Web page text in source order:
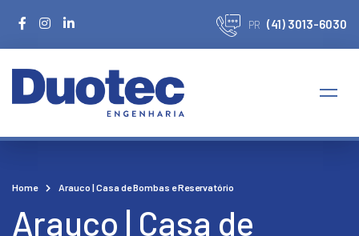
PR (41) 3013-6030
Home Arauco | Casa de Bombas e Reservatório
Arauco | Casa de